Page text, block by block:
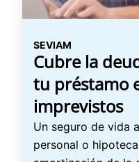
SEVIAM
Cubre la
tu préstamo
imprevistos
Un seguro de vida
personal o